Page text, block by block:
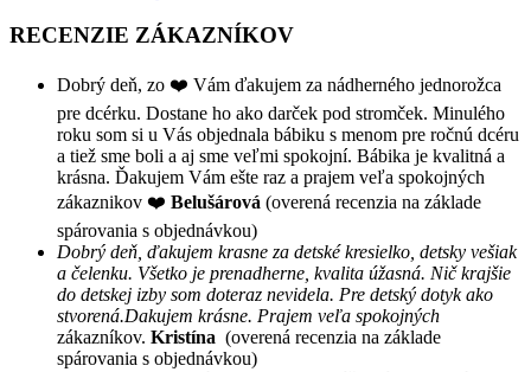
RECENZIE ZÁKAZNÍKOV
Dobrý deň, zo ❤️ Vám ďakujem za nádherného jednorožca
pre dcérku. Dostane ho ako darček pod stromček. Minulého
roku som si u Vás objednala bábiku s menom pre ročnú dcéru
a tiež sme boli a aj sme veľmi spokojní. Bábika je kvalitná a
krásna. Ďakujem Vám ešte raz a prajem veľa spokojných
zákaznikov ❤️ Belušárová (overená recenzia na základe
spárovania s objednávkou)
Dobrý deň, ďakujem krasne za detské kresielko, detsky vešiak
a čelenku. Všetko je prenadherne, kvalita úžasná. Nič krajšie
do detskej izby som doteraz nevidela. Pre detský dotyk ako
stvorená.Dakujem krásne. Prajem veľa spokojných
zákazníkov. Kristína (overená recenzia na základe
spárovania s objednávkou)